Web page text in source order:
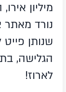
מיליון
נורד
שנותן
הגלישה,
לארוז!